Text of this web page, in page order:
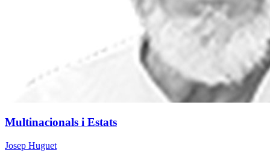
Multinacionals i Estats
Josep Huguet